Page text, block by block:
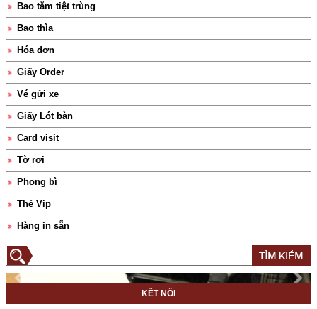
Bao tăm tiệt trùng
Bao thìa
Hóa đơn
Giấy Order
Vé gửi xe
Giấy Lót bàn
Card visit
Tờ rơi
Phong bì
Thẻ Vip
Hàng in sẵn
KẾT NỐI